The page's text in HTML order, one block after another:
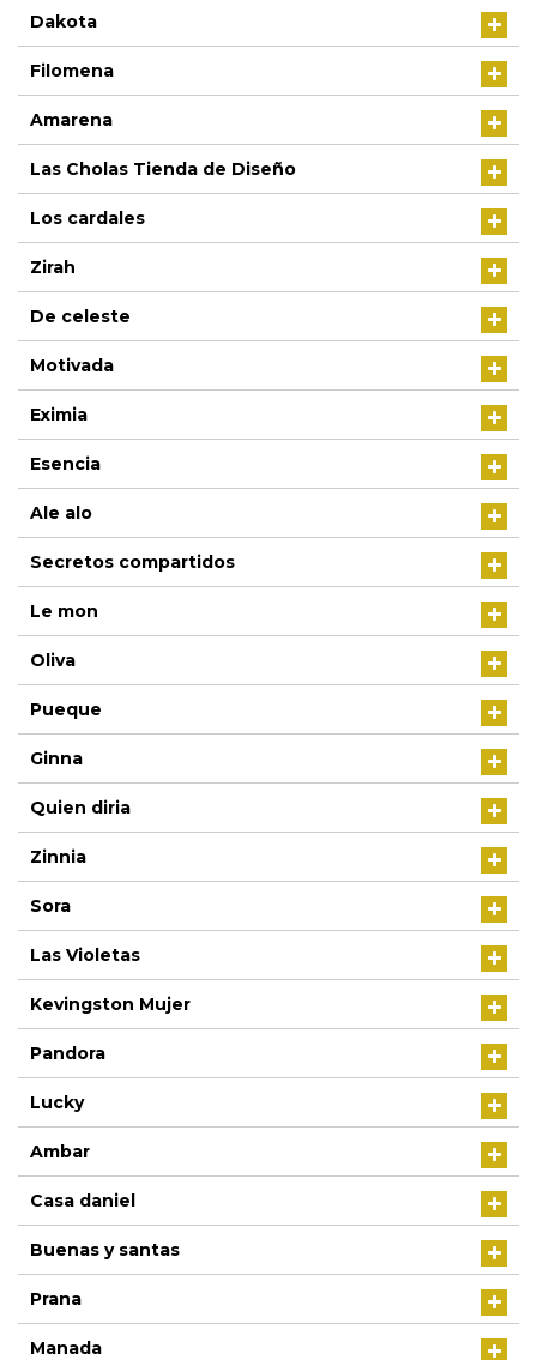
Dakota
Filomena
Amarena
Las Cholas Tienda de Diseño
Los cardales
Zirah
De celeste
Motivada
Eximia
Esencia
Ale alo
Secretos compartidos
Le mon
Oliva
Pueque
Ginna
Quien diria
Zinnia
Sora
Las Violetas
Kevingston Mujer
Pandora
Lucky
Ambar
Casa daniel
Buenas y santas
Prana
Manada